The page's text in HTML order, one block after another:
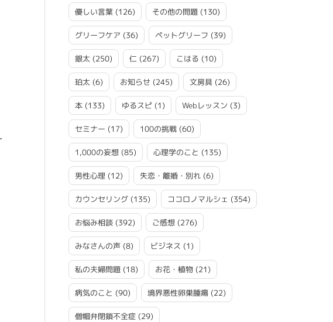
優しい言葉 (126) その他の問題 (130)
グリーフケア (36) ペットグリーフ (39)
銀太 (250) 仁 (267) こはる (10)
珀太 (6) お知らせ (245) 文房具 (26)
本 (133) ゆるスピ (1) Webレッスン (3)
セミナー (17) 100の挑戦 (60)
1,000の妄想 (85) 心理学のこと (135)
男性心理 (12) 失恋・離婚・別れ (6)
カウンセリング (135) ココロノマルシェ (354)
お悩み相談 (392) ご感想 (276)
みなさんの声 (8) ビジネス (1)
私の夫婦問題 (18) お花・植物 (21)
病気のこと (90) 境界悪性卵巣腫瘍 (22)
僧帽弁閉鎖不全症 (29)